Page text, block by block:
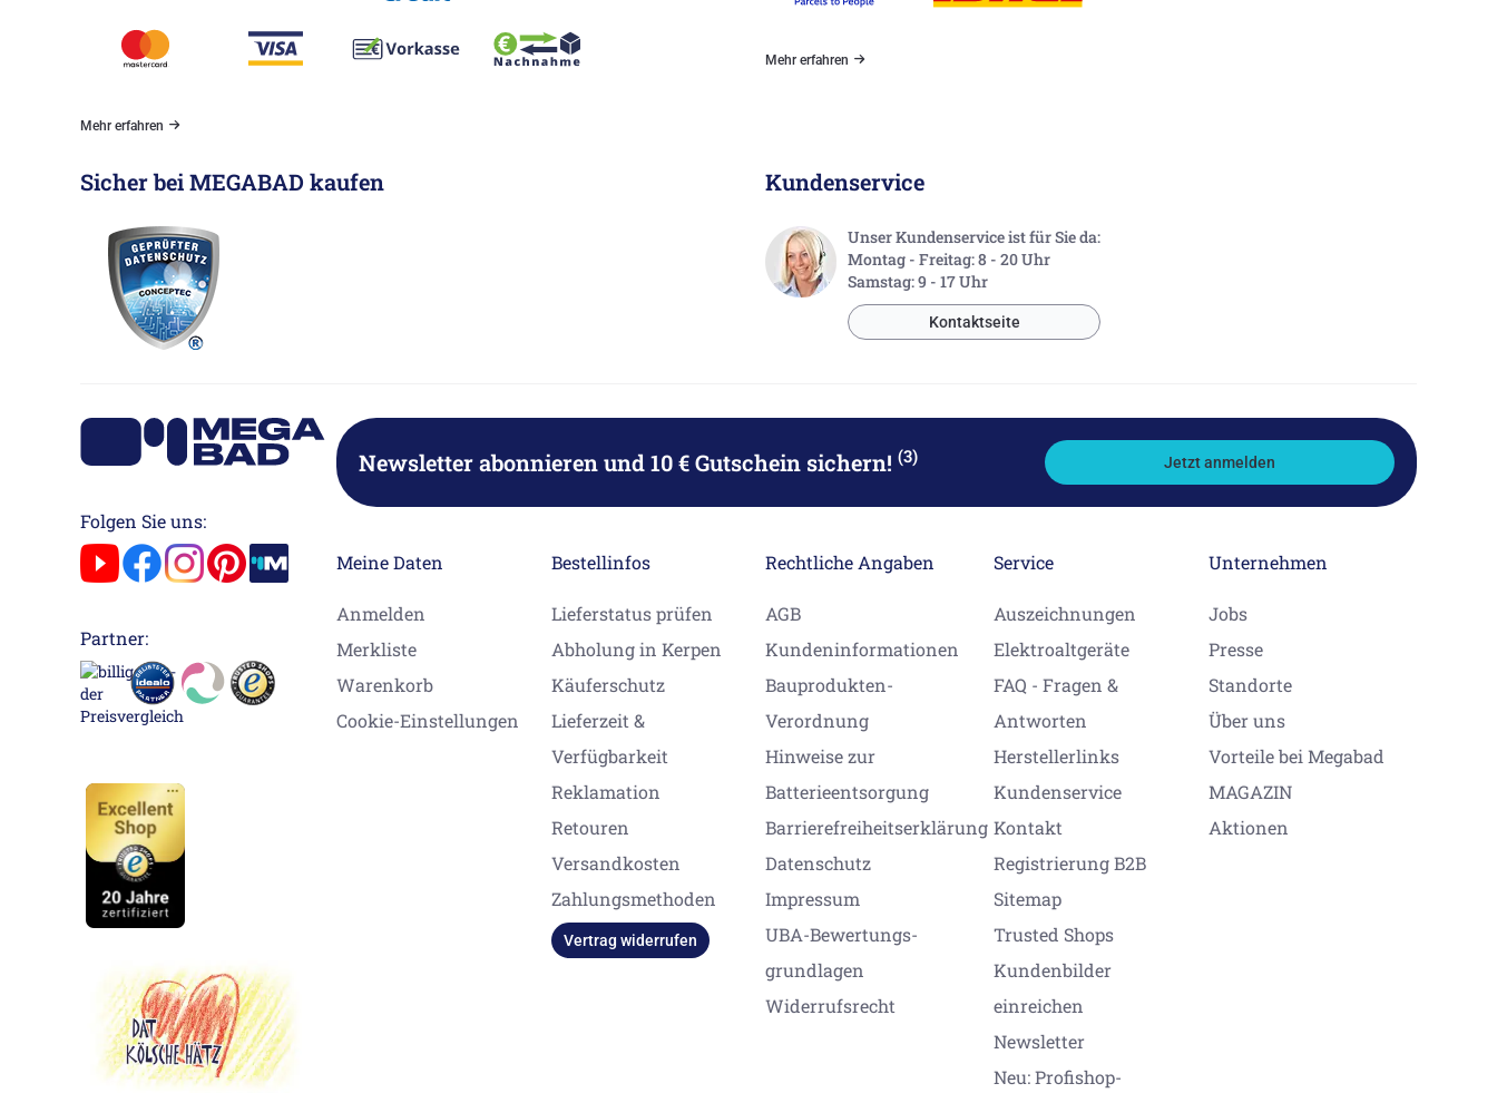
Mehr erfahren
Mehr erfahren
Sicher bei MEGABAD kaufen Kundenservice
Unser Kundenservice ist für Sie da:
Montag - Freitag: 8 - 20 Uhr
Samstag: 9 - 17 Uhr
Kontaktseite
Folgen Sie uns:
Partner:
Newsletter abonnierenund 10 € Gutschein sichern! (3) Jetzt anmelden
Meine Daten
Anmelden
Merkliste
Warenkorb
Cookie-Einstellungen
Bestellinfos
Lieferstatus prüfen
Abholung in Kerpen
Käuferschutz
Lieferzeit &
Verfügbarkeit
Reklamation
Retouren
Versandkosten
Zahlungsmethoden
Vertrag widerrufen
Rechtliche Angaben
AGB
Kundeninformationen
Bauprodukten-
Verordnung
Hinweise zur
Batterieentsorgung
Barrierefreiheitserklärung
Datenschutz
Impressum
UBA-Bewertungs-
grundlagen
Widerrufsrecht
Service
Auszeichnungen
Elektroaltgeräte
FAQ - Fragen &
Antworten
Herstellerlinks
Kundenservice
Kontakt
Registrierung B2B
Sitemap
Trusted Shops
Kundenbilder
einreichen
Newsletter
Neu: Profishop-
Unternehmen
Jobs
Presse
Standorte
Über uns
Vorteile bei Megabad
MAGAZIN
Aktionen